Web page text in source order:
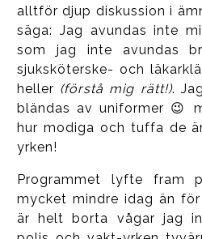
alltför djup diskussion i
säga: Jag avundas inte
som jag inte avundas
sjuksköterske- och
heller (förstå mig rätt!).
bländas av uniformer 😉
hur modiga och tuffa de
yrken!
Programmet lyfte fram
mycket mindre idag än
är helt borta vågar jag